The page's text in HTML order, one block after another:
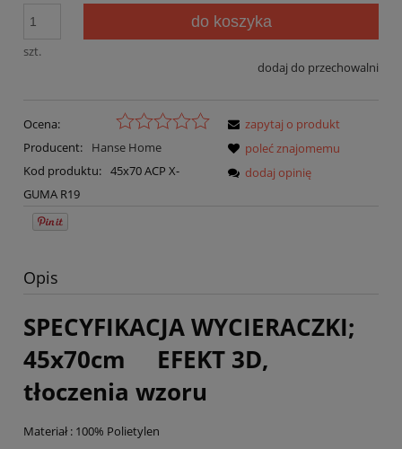
szt.
do koszyka
dodaj do przechowalni
Ocena:
Producent:
Hanse Home
Kod produktu: 45x70 ACP X-
GUMA R19
zapytaj o produkt
poleć znajomemu
dodaj opinię
Opis
SPECYFIKACJA WYCIERACZKI;
45x70cm EFEKT 3D,
tłoczenia wzoru
Materiał : 100% Polietylen